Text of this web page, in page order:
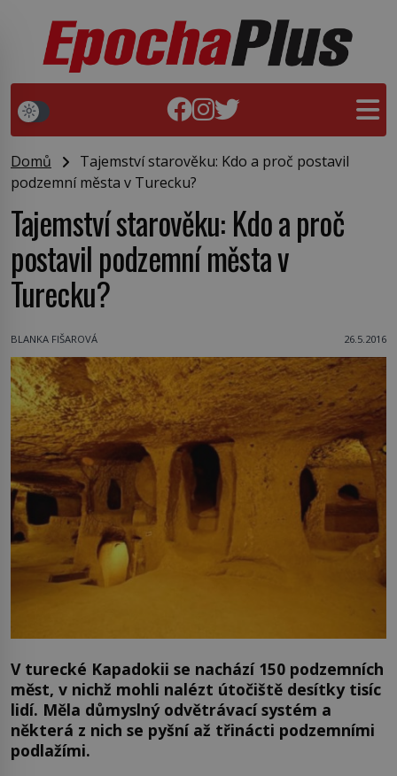
Domů
Tajemství starověku: Kdo a proč postavil
podzemní města v Turecku?
Tajemství starověku: Kdo a proč
postavil podzemní města v
Turecku?
BLANKA FIŠAROVÁ 26.5.2016
V turecké Kapadokii se nachází 150 podzemních
měst, v nichž mohli nalézt útočiště desítky tisíc
lidí. Měla důmyslný odvětrávací systém a
některá z nich se pyšní až třinácti podzemními
podlažími.